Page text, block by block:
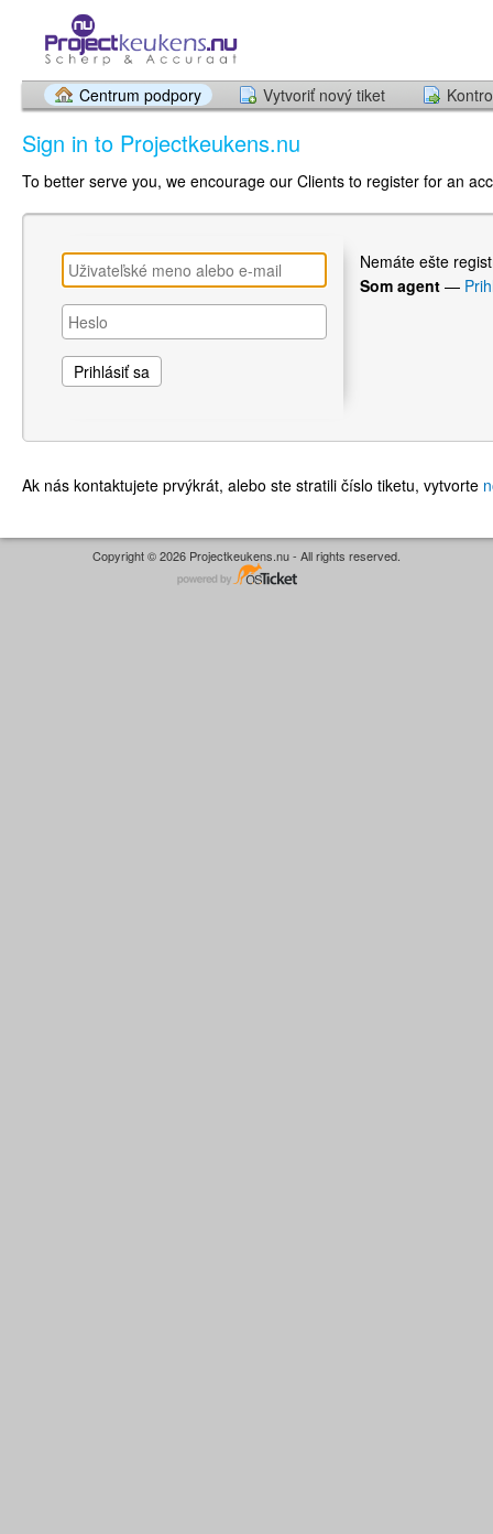
Centrum podpory Vytvoriť nový tiket
Sign in to Projectkeukens.nu
To better serve you, we encourage our Clients to register for an
Nemáte ešte
Som agent —
Ak nás kontaktujete prvýkrát, alebo ste stratili číslo tiketu, vytvorte
Copyright © 2026 Projectkeukens.nu - All rights reserved.